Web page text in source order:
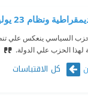
23 يوليو: 1952-1970
السياسي ينعكس علي
لهذا الحزب علي الدولة.
كل الاقتباسات